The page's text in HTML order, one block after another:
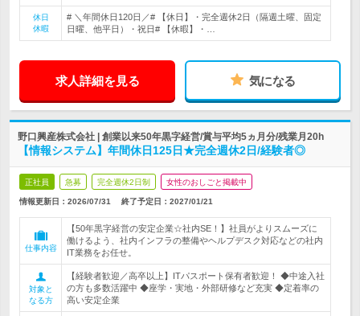
休日
休暇
# ＼年間休日120日／# 【休日】・完全週休2日（隔週土曜、固定
日曜、他平日）・祝日# 【休暇】・…
求人詳細を見る 気になる
野口興産株式会社 | 創業以来50年黒字経営/賞与平均5ヵ月分/残業月20h
【情報システム】年間休日125日★完全週休2日/経験者◎
正社員 急募 完全週休2日制 女性のおしごと掲載中
情報更新日：2026/07/31 終了予定日： 2027/01/21
仕事内容
【50年黒字経営の安定企業☆社内SE！】社員がよりスムーズに
働けるよう、社内インフラの整備やヘルプデスク対応などの社内
IT業務をお任せ。
対象と
なる方
【経験者歓迎／高卒以上】ITパスポート保有者歓迎！ ◆中途入社
の方も多数活躍中 ◆座学・実地・外部研修など充実 ◆定着率の
高い安定企業